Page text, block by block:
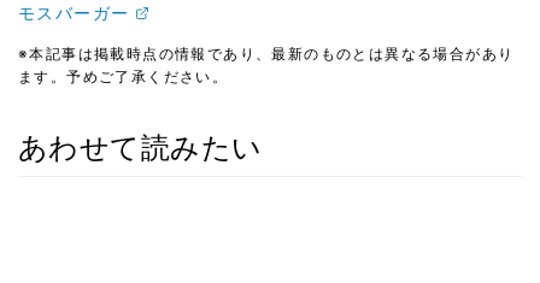
モスバーガー
※本記事は掲載時点の情報であり、最新のものとは異なる場合があり
ます。予めご了承ください。
あわせて読みたい